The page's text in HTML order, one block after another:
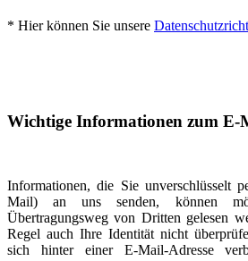
* Hier können Sie unsere
Wichtige Informationen zum E-
Informationen, die Sie unverschlüsselt
Mail) an uns senden, können
Übertragungsweg von Dritten gelesen
Regel auch Ihre Identität nicht
sich hinter einer E-Mail-Adresse